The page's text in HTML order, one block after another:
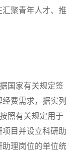
聚青年人才、推
国家有关规定签
费需求，据实列
照有关规定用于
目并设立科研助
理岗位的单位统